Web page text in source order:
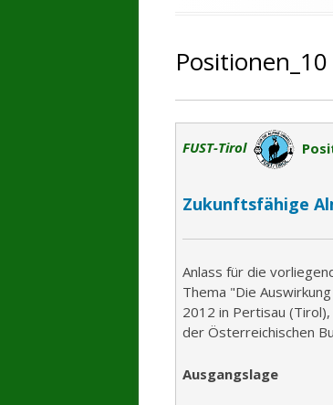
Positionen_10
FUST-Tirol
Zukunftsfähige
Anlass für die
Thema "Die
2012 in Pertisau
der Österreichischen
Ausgangslage